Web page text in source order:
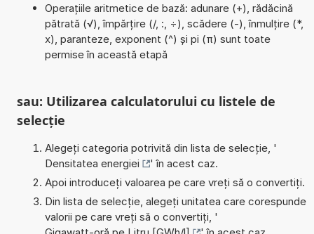
Operațiile aritmetice de bază: adunare (+), rădăcină
pătrată (√), împărțire (/, :, ÷), scădere (-), înmulțire (*,
x), paranteze, exponent (^) și pi (π) sunt toate
permise în această etapă
sau: Utilizarea calculatorului cu listele de
selecție
Alegeți categoria potrivită din lista de selecție, '
Densitatea energiei
' în acest caz.
Apoi introduceți valoarea pe care vreți să o convertiți.
Din lista de selecție, alegeți unitatea care corespunde
valorii pe care vreți să o convertiți, '